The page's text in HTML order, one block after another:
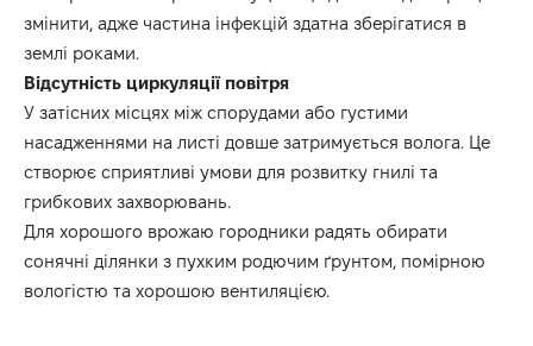
змінити, адже частина інфекцій здатна зберігатися в
землі роками.
Відсутність циркуляції повітря
У затісних місцях між спорудами або густими
насадженнями на листі довше затримується волога. Це
створює сприятливі умови для розвитку гнилі та
грибкових захворювань.
Для хорошого врожаю городники радять обирати
сонячні ділянки з пухким родючим ґрунтом, помірною
вологістю та хорошою вентиляцією.